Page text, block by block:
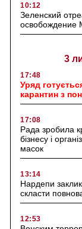
10:12
Зеленский
освобождение
3
17:48
Уряд
карантин з
17:08
Рада зробила
бізнесу і
масок
13:14
Нардепи
скласти
12:53